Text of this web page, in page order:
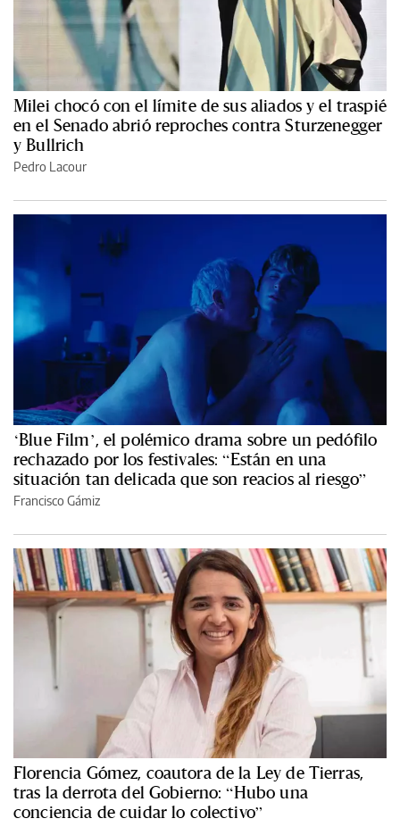
Milei chocó con el límite de sus aliados y el traspié
en el Senado abrió reproches contra Sturzenegger
y Bullrich
Pedro Lacour
‘Blue Film’, el polémico drama sobre un pedófilo
rechazado por los festivales: “Están en una
situación tan delicada que son reacios al riesgo”
Francisco Gámiz
Florencia Gómez, coautora de la Ley de Tierras,
tras la derrota del Gobierno: “Hubo una
conciencia de cuidar lo colectivo”